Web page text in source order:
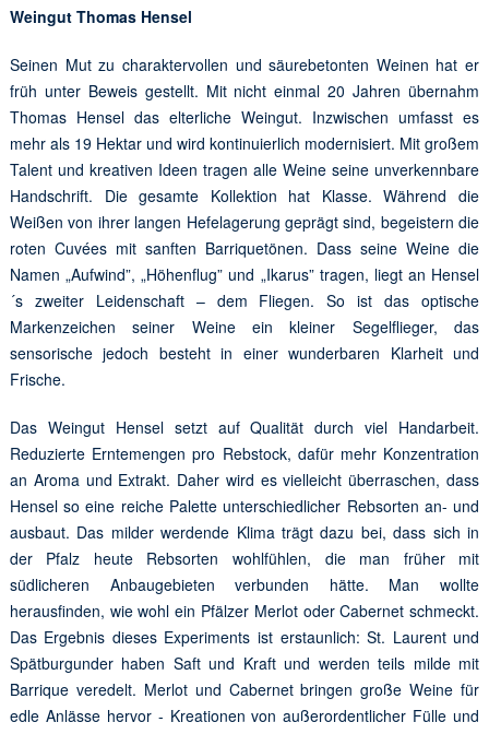
Weingut Thomas Hensel
Seinen Mut zu charaktervollen und säurebetonten Weinen hat er
früh unter Beweis gestellt. Mit nicht einmal 20 Jahren übernahm
Thomas Hensel das elterliche Weingut. Inzwischen umfasst es
mehr als 19 Hektar und wird kontinuierlich modernisiert. Mit großem
Talent und kreativen Ideen tragen alle Weine seine unverkennbare
Handschrift. Die gesamte Kollektion hat Klasse. Während die
Weißen von ihrer langen Hefelagerung geprägt sind, begeistern die
roten Cuvées mit sanften Barriquetönen. Dass seine Weine die
Namen „Aufwind”, „Höhenflug” und „Ikarus” tragen, liegt an Hensel
´s zweiter Leidenschaft – dem Fliegen. So ist das optische
Markenzeichen seiner Weine ein kleiner Segelflieger, das
sensorische jedoch besteht in einer wunderbaren Klarheit und
Frische.
Das Weingut Hensel setzt auf Qualität durch viel Handarbeit.
Reduzierte Erntemengen pro Rebstock, dafür mehr Konzentration
an Aroma und Extrakt. Daher wird es vielleicht überraschen, dass
Hensel so eine reiche Palette unterschiedlicher Rebsorten an- und
ausbaut. Das milder werdende Klima trägt dazu bei, dass sich in
der Pfalz heute Rebsorten wohlfühlen, die man früher mit
südlicheren Anbaugebieten verbunden hätte. Man wollte
herausfinden, wie wohl ein Pfälzer Merlot oder Cabernet schmeckt.
Das Ergebnis dieses Experiments ist erstaunlich: St. Laurent und
Spätburgunder haben Saft und Kraft und werden teils milde mit
Barrique veredelt. Merlot und Cabernet bringen große Weine für
edle Anlässe hervor - Kreationen von außerordentlicher Fülle und